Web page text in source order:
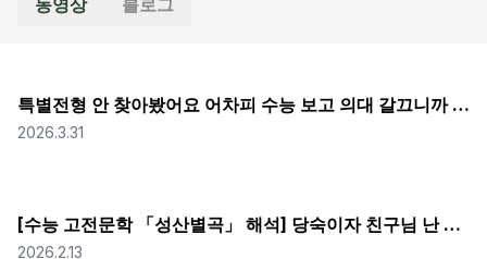
동영상 블로그
특별전형 안 찾아봤어요 어차피 수능 보고 의대 갈끄니까 (feat. 수학 공부 화이팅...!)
2026.3.31
[수능 고전문학 「성산별곡」 해석] 당숙이자 친구님 난 당신의 이 신선 같은 삶이 너무 부럽소
2026.2.13